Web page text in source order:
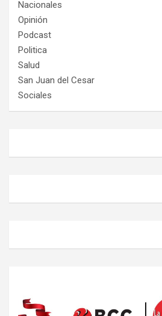
Nacionales
Opinión
Podcast
Politica
Salud
San Juan del Cesar
Sociales